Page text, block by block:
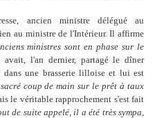
ancien ministre délégué au
au ministre de l'Intérieur. Il affirme
ministres sont en phase sur le
l'an dernier, partagé le dîner
dans une brasserie lilloise et lui est
coup de main sur le prêt à taux
le véritable rapprochement s'est fait
de suite appelé, il a été très sympa,